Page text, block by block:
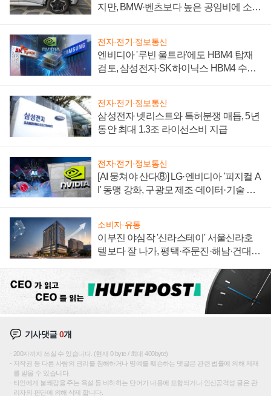
지만, BMW·벤츠보다 높은 공임비에 소비
전자·전기·정보통신
엔비디아 '루빈 울트라'에도 HBM4 탑재
검토, 삼성전자·SK하이닉스 HBM4 수율
전자·전기·정보통신
삼성전자 넷리스트와 특허분쟁 매듭, 5년
동안 최대 1.3조 라이선스비 지급
전자·전기·정보통신
[AI 뭉쳐야 산다⑧] LG·엔비디아 '피지컬 A
I' 동맹 강화, 구광모 제조·데이터·기술 결
소비자·유통
이부진 야심작 '신라스테이' 서울신라호
텔보다 잘 나가, 평택·주문진·해남·건대로
기사댓글0개
200자까지 쓰실 수 있습니다. (현재 0 byte / 최대 400byte)
저작권 등 다른 사람의 권리를 침해하거나 명예를 훼손하는 댓글은 관련 법률에 의해 제재
를 받을 수 있습니다.
타인에게 불쾌감을 주는 욕설 등 비하하는 단어가 내용에 포함되거나 인신공격성 글은 관
리자의 판단에 의해 삭제 합니다.